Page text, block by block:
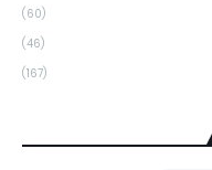
(60)
(46)
(167)